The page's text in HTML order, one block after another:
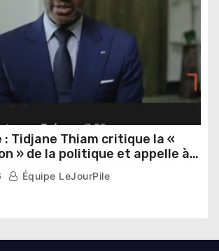
: Tidjane Thiam critique la «
» de la politique et appelle à
Équipe LeJourPile